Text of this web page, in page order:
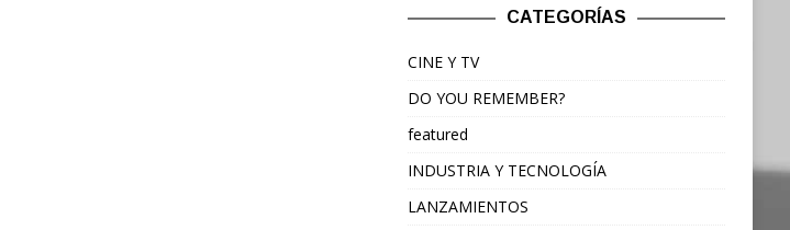
CATEGORÍAS
CINE Y TV
DO YOU REMEMBER?
featured
INDUSTRIA Y TECNOLOGÍA
LANZAMIENTOS